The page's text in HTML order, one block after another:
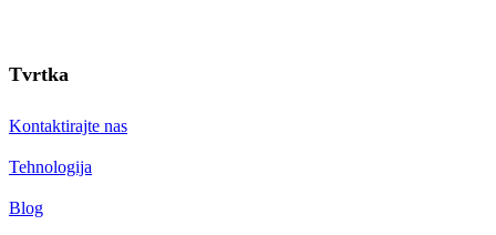
Tvrtka
Kontaktirajte nas
Tehnologija
Blog